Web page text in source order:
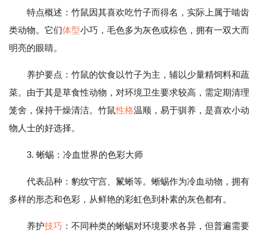
特点概述：竹鼠因其喜欢吃竹子而得名，实际上属于啮齿
类动物。它们体型小巧，毛色多为灰色或棕色，拥有一双大而
明亮的眼睛。
养护要点：竹鼠的饮食以竹子为主，辅以少量精饲料和蔬
菜。由于其是草食性动物，对环境卫生要求较高，需定期清理
笼舍，保持干燥清洁。竹鼠性格温顺，易于驯养，是喜欢小动
物人士的好选择。
3. 蜥蜴：冷血世界的色彩大师
代表品种：豹纹守宫、鬣蜥等。蜥蜴作为冷血动物，拥有
多样的形态和色彩，从鲜艳的彩虹色到朴素的灰色都有。
养护技巧 ：不同种类的蜥蜴对环境要求各异，但普遍需要